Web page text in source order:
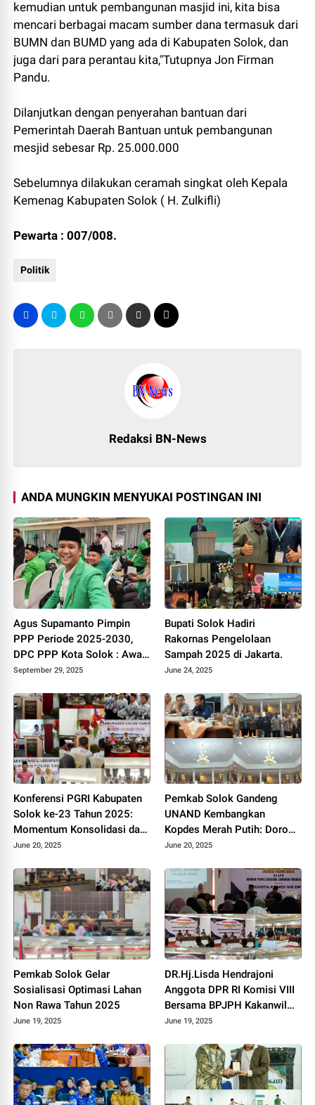
kemudian untuk pembangunan masjid ini, kita bisa
mencari berbagai macam sumber dana termasuk dari
BUMN dan BUMD yang ada di Kabupaten Solok, dan
juga dari para perantau kita,"Tutupnya Jon Firman
Pandu.
Dilanjutkan dengan penyerahan bantuan dari
Pemerintah Daerah Bantuan untuk pembangunan
mesjid sebesar Rp. 25.000.000
Sebelumnya dilakukan ceramah singkat oleh Kepala
Kemenag Kabupaten Solok ( H. Zulkifli)
Pewarta : 007/008.
Politik
Redaksi BN-News
ANDA MUNGKIN MENYUKAI POSTINGAN INI
Agus Supamanto Pimpin
PPP Periode 2025-2030,
DPC PPP Kota Solok : Awal
Kebangkitan Partai Kabah
September 29, 2025
Bupati Solok Hadiri
Rakornas Pengelolaan
Sampah 2025 di Jakarta.
June 24, 2025
Konferensi PGRI Kabupaten
Solok ke-23 Tahun 2025:
Momentum Konsolidasi dan
Pemilihan Pengurus Baru.
June 20, 2025
Pemkab Solok Gandeng
UNAND Kembangkan
Kopdes Merah Putih: Dorong
Produksi Pupuk Organik dan
June 20, 2025
Pemkab Solok Gelar
Sosialisasi Optimasi Lahan
Non Rawa Tahun 2025
June 19, 2025
DR.Hj.Lisda Hendrajoni
Anggota DPR RI Komisi VIII
Bersama BPJPH Kakanwil
Sumbar Gelar Roadshow
Kota Solok 2025.
June 19, 2025